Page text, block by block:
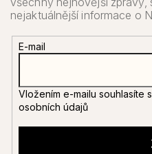
E-mail
Vložením e-mailu souhlasíte s
osobních údajů